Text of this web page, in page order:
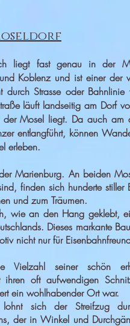
liegt fast genau in der
Koblenz und ist einer der
Strasse oder Bahnlinie
läuft landseitig am Dorf
Mosel liegt. Da auch am
entlangführt, können
erleben.
Marienburg. An beiden
finden sich hunderte stiller
und zum Träumen.
wie an den Hang geklebt,
Dieses markante
nicht nur für
seiner schön
ihren oft aufwendigen
ein wohlhabender Ort war.
sich der Streifzug
der in Winkel und